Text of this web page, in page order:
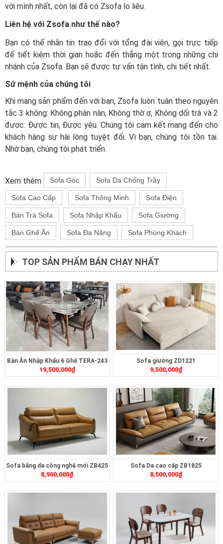
với mình nhất, còn lại đã có Zsofa lo liệu.
Liên hệ với Zsofa như thế nào?
Bạn có thể nhắn tin trao đổi với tổng đài viên, gọi trực tiếp
để tiết kiệm thời gian hoặc đến thẳng một trong những chi
nhánh của Zsofa. Bạn sẽ được tư vấn tận tình, chi tiết nhất.
Sứ mệnh của chúng tôi
Khi mang sản phẩm đến với bạn, Zsofa luôn tuân theo nguyên
tắc 3 không: Không phàn nàn, Không thờ ơ, Không dối trá và 2
được: Được tin, Được yêu. Chúng tôi cam kết mang đến cho
khách hàng sự hài lòng tuyệt đối. Vì bạn, chúng tôi tồn tại.
Nhờ bạn, chúng tôi phát triển.
Xem thêm Sofa Góc Sofa Da Chống Trầy
Sofa Cao Cấp Sofa Thông Minh Sofa Điện
Bàn Trà Sofa Sofa Nhập Khẩu Sofa Giường
Bàn Ghế Ăn Sofa Đa Năng Sofa Phòng Khách
TOP SẢN PHẨM BÁN CHẠY NHẤT
Bàn Ăn Nhập Khẩu 6 Ghế TERA-243
19,500,000₫
Sofa giường ZD1221
9,500,000₫
Sofa băng da công nghệ mới ZB425
8,900,000₫
Sofa Da cao cấp ZB1825
8,500,000₫